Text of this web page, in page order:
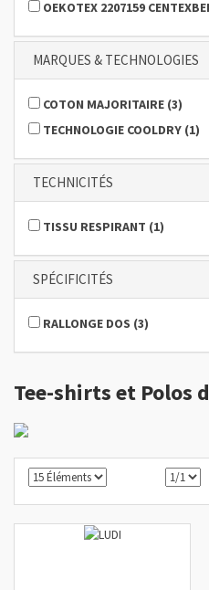
OEKOTEX 2207159
MARQUES & TECHNOLOGIES
COTON MAJORITAIRE (3)
TECHNOLOGIE COOLDRY (1)
TECHNICITÉS
TISSU RESPIRANT (1)
SPÉCIFICITÉS
RALLONGE DOS (3)
Tee-shirts et Polos